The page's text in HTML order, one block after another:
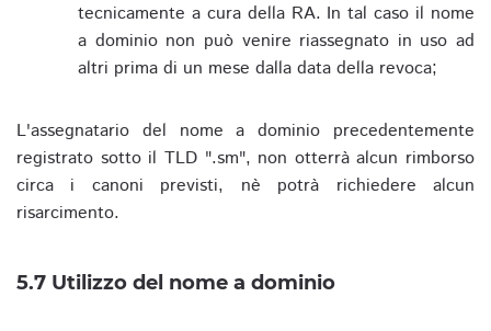
tecnicamente a cura della RA. In tal caso il nome
a dominio non può venire riassegnato in uso ad
altri prima di un mese dalla data della revoca;
L'assegnatario del nome a dominio precedentemente
registrato sotto il TLD ".sm", non otterrà alcun rimborso
circa i canoni previsti, nè potrà richiedere alcun
risarcimento.
5.7 Utilizzo del nome a dominio